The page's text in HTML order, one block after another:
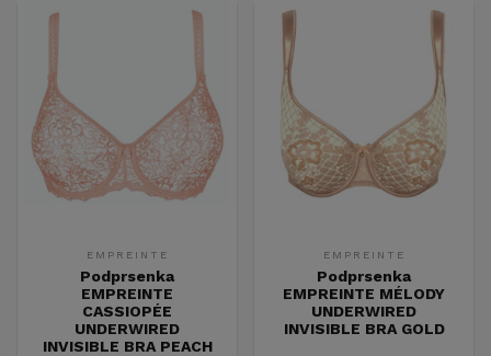
EMPREINTE
Podprsenka
EMPREINTE
CASSIOPÉE
UNDERWIRED
INVISIBLE BRA PEACH
EMPREINTE
Podprsenka
EMPREINTE MÉLODY
UNDERWIRED
INVISIBLE BRA GOLD